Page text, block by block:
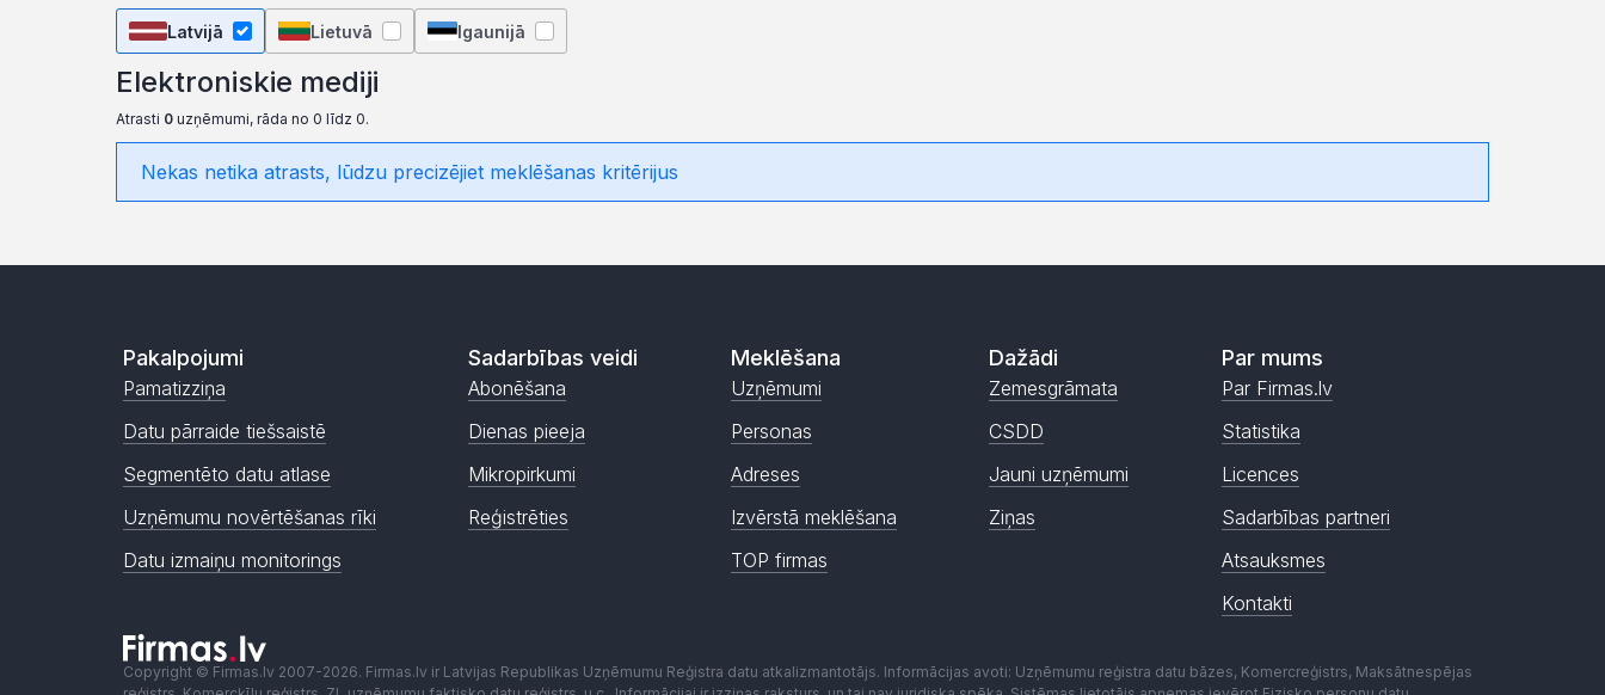
Latvijā Lietuvā Igaunijā
Elektroniskie mediji
Atrasti 0 uzņēmumi, rāda no 0 līdz 0.
Nekas netika atrasts, lūdzu precizējiet meklēšanas kritērijus
Pakalpojumi
Pamatizziņa
Datu pārraide tiešsaistē
Segmentēto datu atlase
Uzņēmumu novērtēšanas rīki
Datu izmaiņu monitorings
Sadarbības veidi
Abonēšana
Dienas pieeja
Mikropirkumi
Reģistrēties
Meklēšana
Uzņēmumi
Personas
Adreses
Izvērstā meklēšana
TOP firmas
Dažādi
Zemesgrāmata
CSDD
Jauni uzņēmumi
Ziņas
Par mums
Par Firmas.lv
Statistika
Licences
Sadarbības partneri
Atsauksmes
Kontakti
Copyright © Firmas.lv 2007-2026. Firmas.lv ir Latvijas Republikas Uzņēmumu Reģistra datu atkalizmantotājs. Informācijas avoti: Uzņēmumu reģistra datu bāzes, Komercreģistrs, Maksātnespējas